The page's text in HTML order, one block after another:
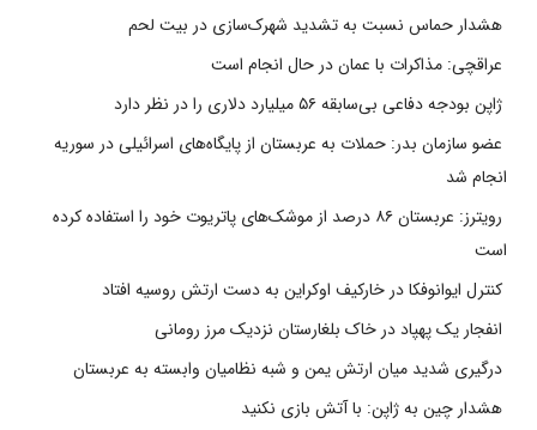
هشدار حماس نسبت به تشدید شهرک‌سازی در بیت‌ لحم
عراقچی: مذاکرات با عمان در حال انجام است
ژاپن بودجه دفاعی بی‌سابقه ۵۶ میلیارد دلاری را در نظر دارد
عضو سازمان بدر: حملات به عربستان از پایگاه‌های اسرائیلی در سوریه
انجام شد
رویترز: عربستان ۸۶ درصد از موشک‌های پاتریوت خود را استفاده کرده
است
کنترل ایوانوفکا در خارکیف اوکراین به دست ارتش روسیه افتاد
انفجار یک پهپاد در خاک بلغارستان نزدیک مرز رومانی
درگیری شدید میان ارتش یمن و شبه نظامیان وابسته به عربستان
هشدار چین به ژاپن: با آتش بازی نکنید